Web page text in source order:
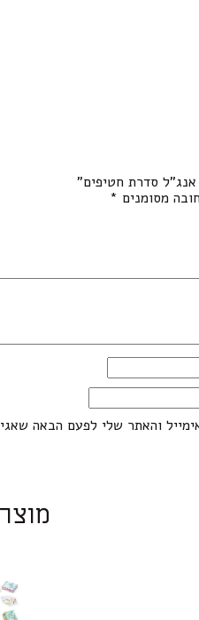
סדרת חטיפים”
מסומנים *
והאתר שלי לפעם הבאה